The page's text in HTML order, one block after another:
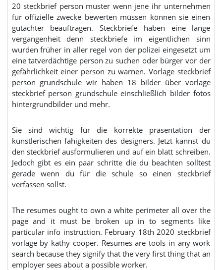
20 steckbrief person muster wenn jene ihr unternehmen
für offizielle zwecke bewerten müssen können sie einen
gutachter beauftragen. Steckbriefe haben eine lange
vergangenheit denn steckbriefe im eigentlichen sinn
wurden früher in aller regel von der polizei eingesetzt um
eine tatverdächtige person zu suchen oder bürger vor der
gefährlichkeit einer person zu warnen. Vorlage steckbrief
person grundschule wir haben 18 bilder über vorlage
steckbrief person grundschule einschließlich bilder fotos
hintergrundbilder und mehr.
Sie sind wichtig für die korrekte präsentation der
künstlerischen fähigkeiten des designers. Jetzt kannst du
den steckbrief ausformulieren und auf ein blatt schreiben.
Jedoch gibt es ein paar schritte die du beachten solltest
gerade wenn du für die schule so einen steckbrief
verfassen sollst.
The resumes ought to own a white perimeter all over the
page and it must be broken up in to segments like
particular info instruction. February 18th 2020 steckbrief
vorlage by kathy cooper. Resumes are tools in any work
search because they signify that the very first thing that an
employer sees about a possible worker.